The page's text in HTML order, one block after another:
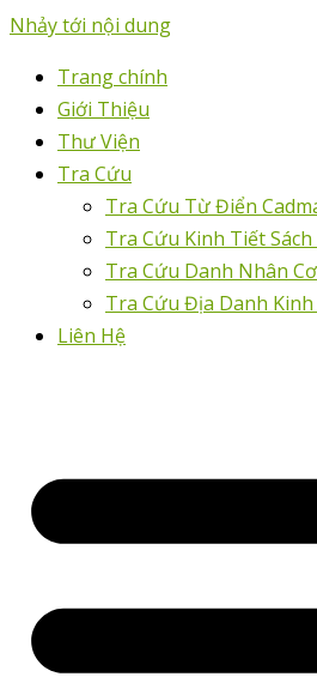
Nhảy tới nội dung
Trang chính
Giới Thiệu
Thư Viện
Tra Cứu
Tra Cứu Từ Điển
Tra Cứu Kinh Tiết Sách
Tra Cứu Danh Nhân
Tra Cứu Địa Danh
Liên Hệ